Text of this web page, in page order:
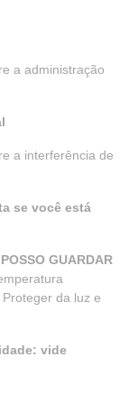
a administração
a interferência de
se você está
GUARDAR
da luz e
vide